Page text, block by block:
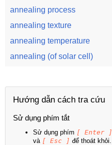
annealing process
annealing texture
annealing temperature
annealing (of solar cell)
Hướng dẫn cách tra cứu
Sử dụng phím tắt
Sử dụng phím [ Enter ]
và [ Esc ] để thoát khỏi.